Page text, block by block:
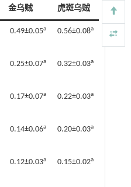
金乌贼 虎斑乌贼
0.49±0.05a 0.56±0.08a
0.25±0.07a 0.32±0.03a
0.17±0.07a 0.22±0.03a
0.14±0.06a 0.20±0.03a
0.12±0.03a 0.15±0.02a